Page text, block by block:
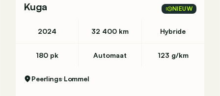
Kuga
NIEUW
2024 32 400 km Hybride
180 pk Automaat 123 g/km
Peerlings Lommel